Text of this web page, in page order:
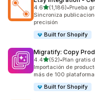
4.6de 5 estrellas
(1,186)
1186 reseñas en total
•Prueba
Sincroniza
precisión
Built for Shopify
Migratify: Copy
4.4de 5 estrellas
(52)
52 reseñas en total
•Plan gratis
Importación de
más de 100
Built for Shopify